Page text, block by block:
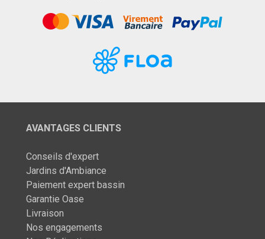
AVANTAGES CLIENTS
Conseils d'expert
Jardins d'Ambiance
Paiement expert bassin
Garantie Oase
Livraison
Nos engagements